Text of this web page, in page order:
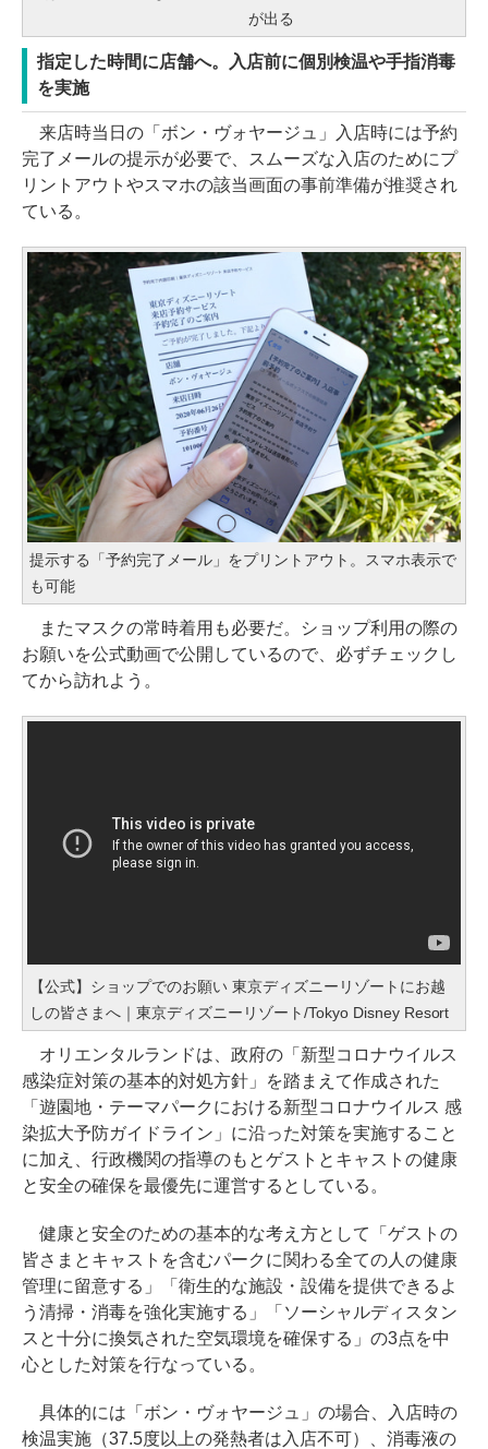
が出る
指定した時間に店舗へ。入店前に個別検温や手指消毒
を実施
来店時当日の「ボン・ヴォヤージュ」入店時には予約
完了メールの提示が必要で、スムーズな入店のためにプ
リントアウトやスマホの該当画面の事前準備が推奨され
ている。
提示する「予約完了メール」をプリントアウト。スマホ表示で
も可能
またマスクの常時着用も必要だ。ショップ利用の際の
お願いを公式動画で公開しているので、必ずチェックし
てから訪れよう。
【公式】ショップでのお願い 東京ディズニーリゾートにお越
しの皆さまへ｜東京ディズニーリゾート/Tokyo Disney Resort
オリエンタルランドは、政府の「新型コロナウイルス
感染症対策の基本的対処方針」を踏まえて作成された
「遊園地・テーマパークにおける新型コロナウイルス 感
染拡大予防ガイドライン」に沿った対策を実施すること
に加え、行政機関の指導のもとゲストとキャストの健康
と安全の確保を最優先に運営するとしている。
健康と安全のための基本的な考え方として「ゲストの
皆さまとキャストを含むパークに関わる全ての人の健康
管理に留意する」「衛生的な施設・設備を提供できるよ
う清掃・消毒を強化実施する」「ソーシャルディスタン
スと十分に換気された空気環境を確保する」の3点を中
心とした対策を行なっている。
具体的には「ボン・ヴォヤージュ」の場合、入店時の
検温実施（37.5度以上の発熱者は入店不可）、消毒液の